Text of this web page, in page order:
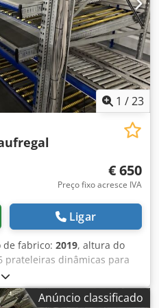
1 /23
€ 650
Preço fixo acresce IVA
Ligar
de fabrico: 2019, altura do
prateleiras dinâmicas para
de preparação, Bito – usado -
650,- € (líquido), incluindo
Bito Tipo: Estante dinâmica
Anúncio classificado